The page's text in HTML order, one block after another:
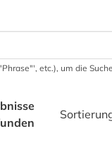
etc.), um die